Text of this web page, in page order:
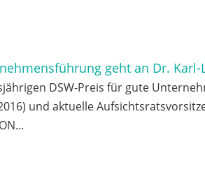
geht an Dr. Karl-
DSW-Preis für gute
und aktuelle